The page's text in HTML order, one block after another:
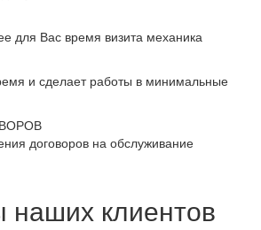
для Вас время визита механика
и сделает работы в минимальные
договоров на обслуживание
клиентов